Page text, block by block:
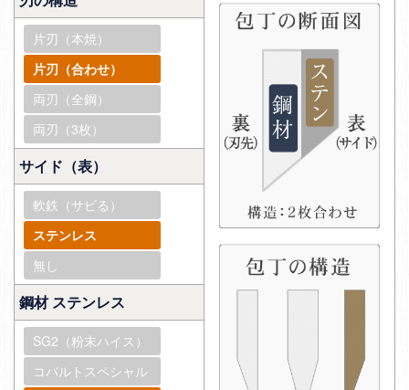
片刃（本焼）
片刃（合わせ）
両刃（全鋼）
両刃（3枚）
サイド（表）
軟鉄（サビる）
ステンレス
無し
鋼材 ステンレス
SG2（粉末ハイス）
コバルトスペシャル